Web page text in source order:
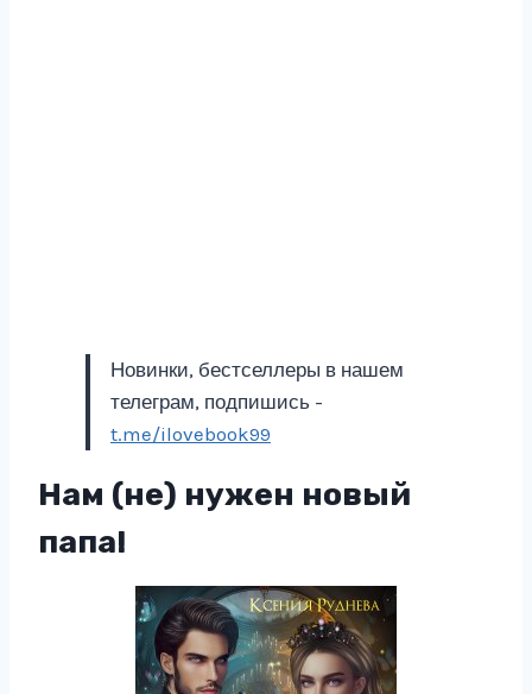
Новинки, бестселлеры в нашем
телеграм, подпишись -
t.me/ilovebook99
Нам (не) нужен новый
папа!